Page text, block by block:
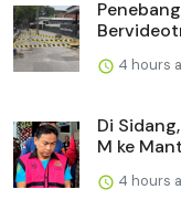
4 hours
Di
M ke
4 hours